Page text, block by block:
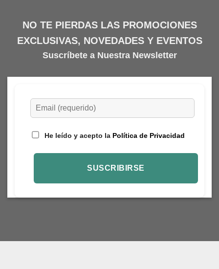
NO TE PIERDAS LAS PROMOCIONES
EXCLUSIVAS, NOVEDADES Y EVENTOS
Suscríbete a Nuestra Newsletter
He leído y acepto la Política de Privacidad